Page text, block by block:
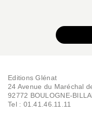
Editions Glénat
24 Avenue du Maréchal
92772 BOULOGNE-
Tel : 01.41.46.11.11